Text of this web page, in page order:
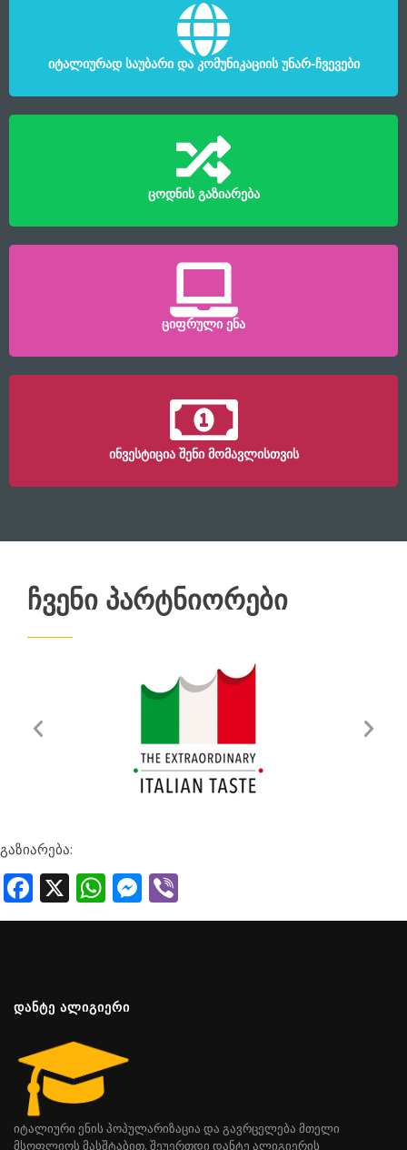
იტალიურად საუბარი და კომუნიკაციის უნარ-ჩვევები
ცოდნის გაზიარება
ციფრული ენა
ინვესტიცია შენი მომავლისთვის
ᲩᲕᲔᲜᲘ ᲞᲐᲠᲢᲜᲘᲝᲠᲔᲑᲘ
გაზიარება:
Facebook
X WhatsApp
Messenger
ᲓᲐᲜᲢᲔ ᲐᲚᲘᲒᲘᲔᲠᲘ
იტალიური ენის პოპულარიზაცია და გავრცელება მთელი
მსოფლიოს მასშტაბით. შეუერთდი დანტე ალიგიერის